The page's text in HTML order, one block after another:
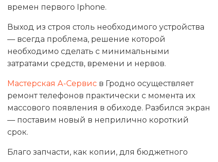
времен первого Iphone.
Выход из строя столь необходимого устройства
— всегда проблема, решение которой
необходимо сделать с минимальными
затратами средств, времени и нервов.
Мастерская А-Сервис в Гродно осуществляет
ремонт телефонов практически с момента их
массового появления в обиходе. Разбился экран
— поставим новый в неприлично короткий
срок.
Благо запчасти, как копии, для бюджетного